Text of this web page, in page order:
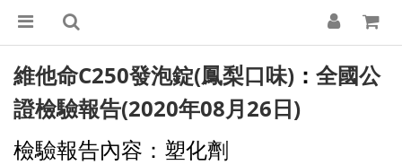
維他命C250發泡錠(鳳梨口味) ： 全國公
證檢驗報告(2020年08月26日)
檢驗報告內容：塑化劑